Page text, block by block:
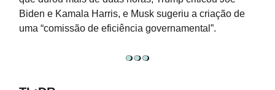
Biden e Kamala Harris, e Musk sugeriu a criação de
uma “comissão de eficiência governamental”.